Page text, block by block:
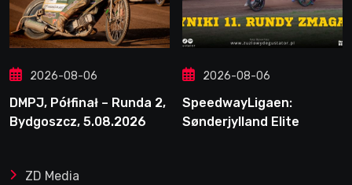
2026-08-06
DMPJ, Półfinał – Runda 2,
Bydgoszcz, 5.08.2026
2026-08-06
SpeedwayLigaen:
Sønderjylland Elite
ZD Media